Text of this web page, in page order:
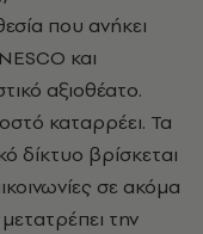
που ανήκει
και
αξιοθέατο.
καταρρέει. Τα
δίκτυο βρίσκεται
σε ακόμα
την